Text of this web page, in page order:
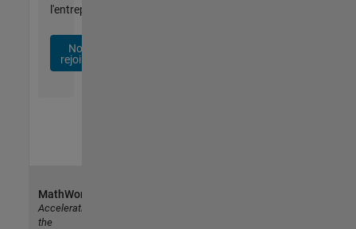
l'entreprise.
Nous
rejoindre
MathWorks
Accelerating
the